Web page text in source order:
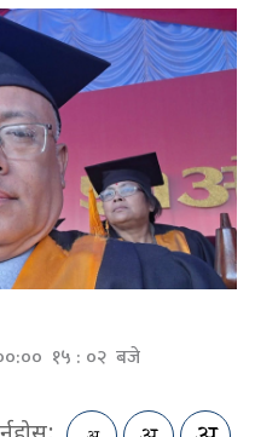
००:०० १५ : ०२ बजे